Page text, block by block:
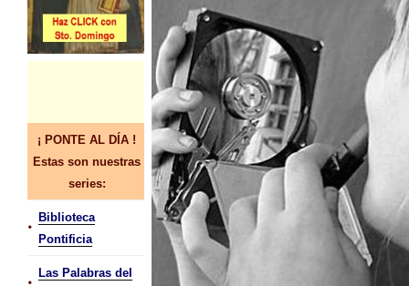
¡ PONTE AL DÍA !
Estas son nuestras
series:
•
Biblioteca
Pontificia
Las Palabras del